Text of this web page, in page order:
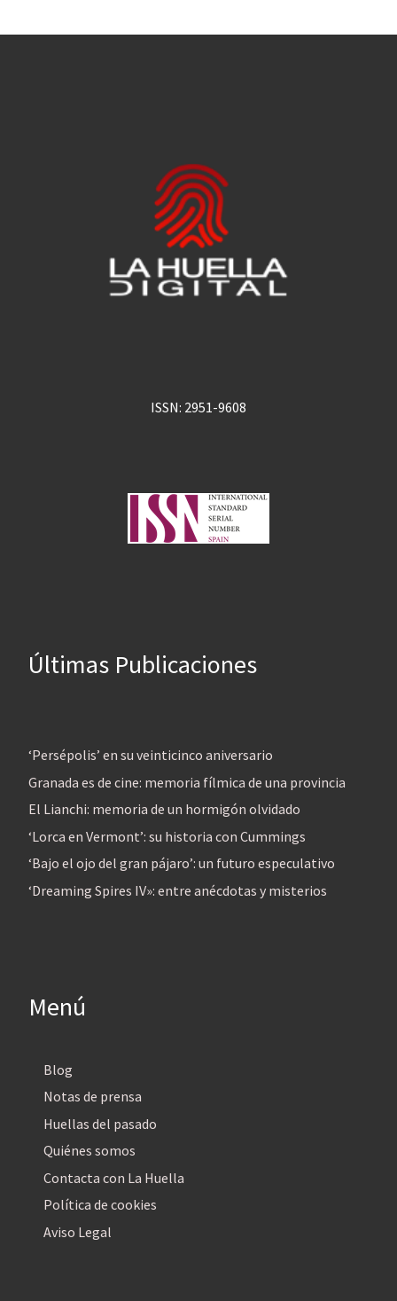
ISSN: 2951-9608
Últimas Publicaciones
‘Persépolis’ en su veinticinco aniversario
Granada es de cine: memoria fílmica de una provincia
El Lianchi: memoria de un hormigón olvidado
‘Lorca en Vermont’: su historia con Cummings
‘Bajo el ojo del gran pájaro’: un futuro especulativo
‘Dreaming Spires IV»: entre anécdotas y misterios
Menú
Blog
Notas de prensa
Huellas del pasado
Quiénes somos
Contacta con La Huella
Política de cookies
Aviso Legal